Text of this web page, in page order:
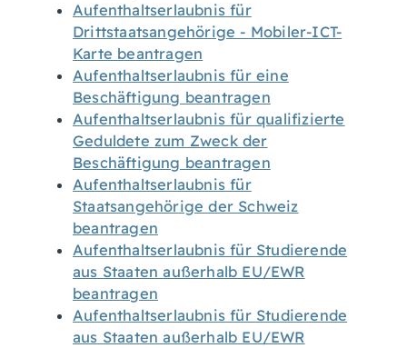
Aufenthaltserlaubnis für
Drittstaatsangehörige - Mobiler-ICT-
Karte beantragen
Aufenthaltserlaubnis für eine
Beschäftigung beantragen
Aufenthaltserlaubnis für qualifizierte
Geduldete zum Zweck der
Beschäftigung beantragen
Aufenthaltserlaubnis für
Staatsangehörige der Schweiz
beantragen
Aufenthaltserlaubnis für Studierende
aus Staaten außerhalb EU/EWR
beantragen
Aufenthaltserlaubnis für Studierende
aus Staaten außerhalb EU/EWR